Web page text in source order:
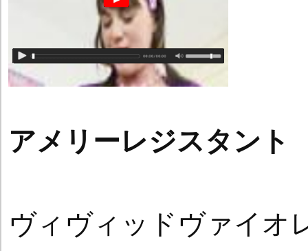
アメリーレジスタント
ヴィヴィッドヴァイオ